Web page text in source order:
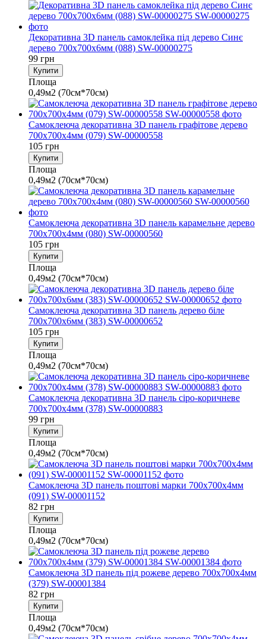
Декоративна 3D панель самоклейка під дерево Синє
дерево 700х700х6мм (088) SW-00000275
99 грн
Купити
Площа
0,49м2 (70см*70см)
Самоклеюча декоративна 3D панель графітове дерево
700x700x4мм (079) SW-00000558
105 грн
Купити
Площа
0,49м2 (70см*70см)
Самоклеюча декоративна 3D панель карамельне дерево
700x700x4мм (080) SW-00000560
105 грн
Купити
Площа
0,49м2 (70см*70см)
Самоклеюча декоративна 3D панель дерево біле
700х700х6мм (383) SW-00000652
105 грн
Купити
Площа
0,49м2 (70см*70см)
Самоклеюча декоративна 3D панель сіро-коричневе
700x700x4мм (378) SW-00000883
99 грн
Купити
Площа
0,49м2 (70см*70см)
Самоклеюча 3D панель поштові марки 700х700х4мм
(091) SW-00001152
82 грн
Купити
Площа
0,49м2 (70см*70см)
Самоклеюча 3D панель під рожеве дерево 700x700x4мм
(379) SW-00001384
82 грн
Купити
Площа
0,49м2 (70см*70см)